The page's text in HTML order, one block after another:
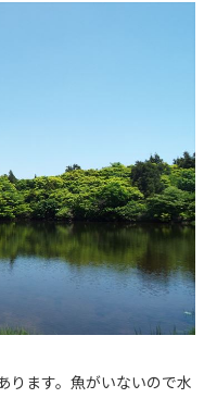
ります。魚がいないので水